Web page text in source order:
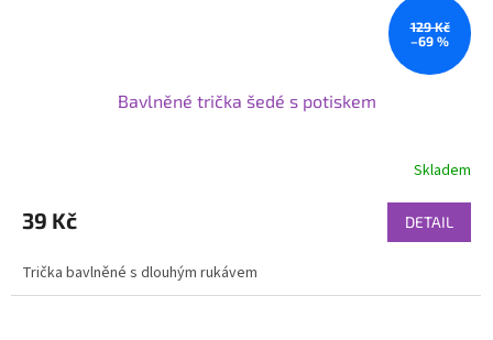
129 Kč
–69 %
Bavlněné trička šedé s potiskem
Skladem
39 Kč DETAIL
Trička bavlněné s dlouhým rukávem